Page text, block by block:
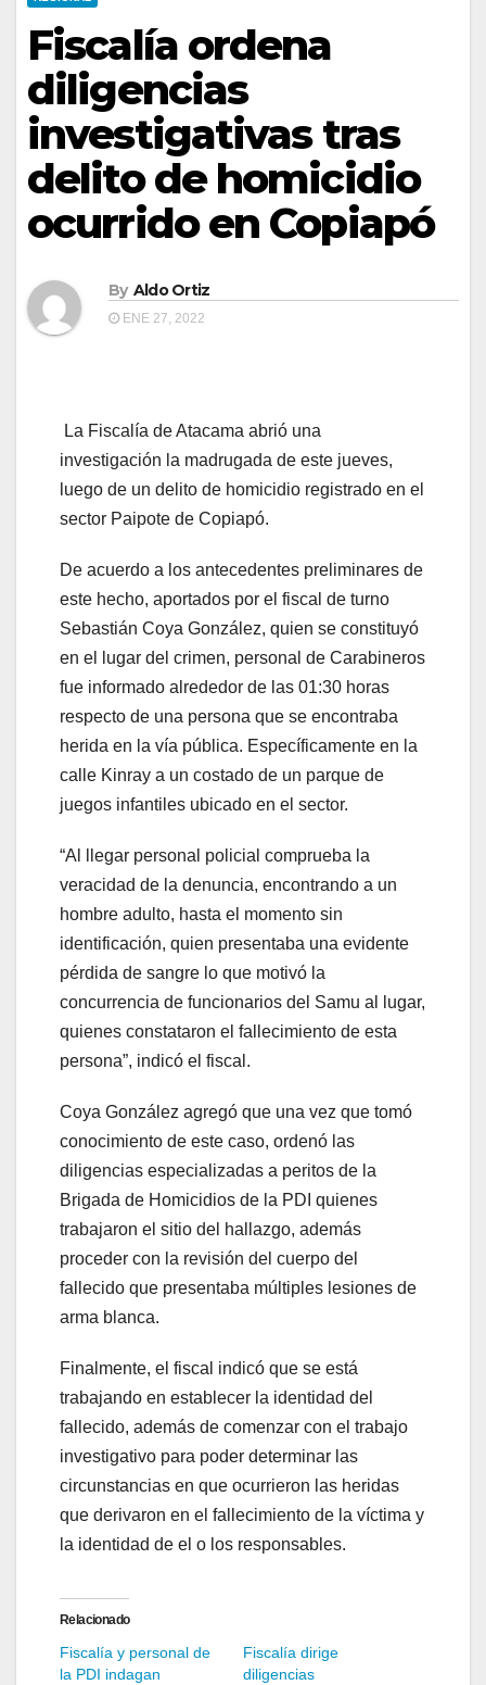
Fiscalía ordena
diligencias
investigativas tras
delito de homicidio
ocurrido en Copiapó
By Aldo Ortiz
ENE 27, 2022
La Fiscalía de Atacama abrió una
investigación la madrugada de este jueves,
luego de un delito de homicidio registrado en el
sector Paipote de Copiapó.
De acuerdo a los antecedentes preliminares de
este hecho, aportados por el fiscal de turno
Sebastián Coya González, quien se constituyó
en el lugar del crimen, personal de Carabineros
fue informado alrededor de las 01:30 horas
respecto de una persona que se encontraba
herida en la vía pública. Específicamente en la
calle Kinray a un costado de un parque de
juegos infantiles ubicado en el sector.
“Al llegar personal policial comprueba la
veracidad de la denuncia, encontrando a un
hombre adulto, hasta el momento sin
identificación, quien presentaba una evidente
pérdida de sangre lo que motivó la
concurrencia de funcionarios del Samu al lugar,
quienes constataron el fallecimiento de esta
persona”, indicó el fiscal.
Coya González agregó que una vez que tomó
conocimiento de este caso, ordenó las
diligencias especializadas a peritos de la
Brigada de Homicidios de la PDI quienes
trabajaron el sitio del hallazgo, además
proceder con la revisión del cuerpo del
fallecido que presentaba múltiples lesiones de
arma blanca.
Finalmente, el fiscal indicó que se está
trabajando en establecer la identidad del
fallecido, además de comenzar con el trabajo
investigativo para poder determinar las
circunstancias en que ocurrieron las heridas
que derivaron en el fallecimiento de la víctima y
la identidad de el o los responsables.
Relacionado
Fiscalía y personal de
la PDI indagan
Fiscalía dirige
diligencias